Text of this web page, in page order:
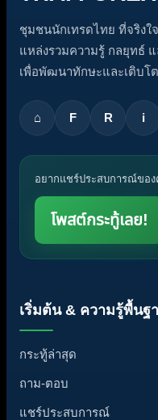
ชุมชนนักเทรดไทย ที่จริงใ
แหล่งรวมความรู้ กลยุทธ์
เพื่อพัฒนาทักษะและเติบโ
⌂ F R i
อยากแชร์ประสบการณ์ขอ
โพสต์กระทู้เลย!
เริ่มต้น & ความรู้พื้นฐ
กระทู้ล่าสุด
ถาม-ตอบ
แชร์ประสบการณ์